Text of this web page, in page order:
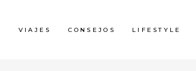
VIAJES CONSEJOS LIFESTYLE